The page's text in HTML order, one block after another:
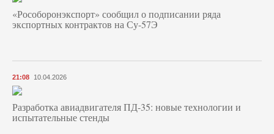
«Рособоронэкспорт» сообщил о подписании ряда
экспортных контрактов на Су-57Э
21:08 10.04.2026
Разработка авиадвигателя ПД-35: новые технологии и
испытательные стенды